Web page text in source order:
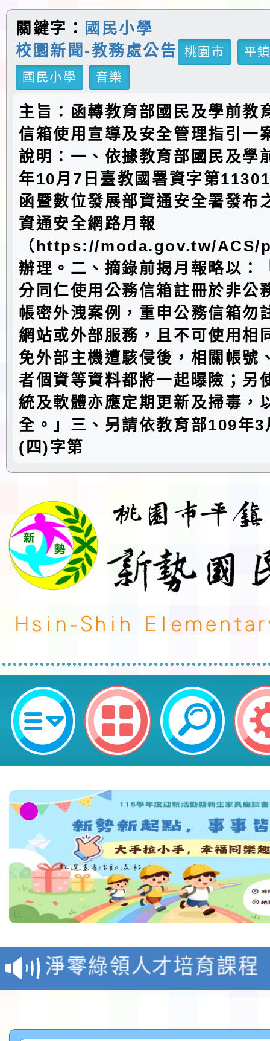
關鍵字：
國民小學
校園新聞-教務處公告
桃園市
平
國民小學
音樂
主旨：函轉教育部國民及學前教
信箱使用宣導及安全管理指引一
說明：一、依據教育部國民及學
年10月7日臺教國署資字第
函暨數位發展部資通安全署發布
資通安全網路月報
（https://moda.gov.tw/ACS/
辦理。二、摘錄前揭月報略以：
分同仁使用公務信箱註冊於非公
帳密外洩案例，重申公務信箱勿
網站或外部服務，且不可使用相
免外部主機遭駭侵後，相關帳號
者個資等資料都將一起曝險；另
統及軟體亦應定期更新及掃毒，
全。」三、另請依教育部109年
(四)字第
neilctes網站設計者：徐嘉裕
教育部校安中心白海豚
報
淨零綠領人才培育課程
檢送桃園市115學年度
及師生本土語及新住民
115年食農教育專業人